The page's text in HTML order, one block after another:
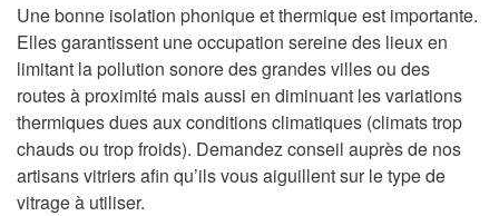
Une bonne isolation phonique et thermique est importante.
Elles garantissent une occupation sereine des lieux en
limitant la pollution sonore des grandes villes ou des
routes à proximité mais aussi en diminuant les variations
thermiques dues aux conditions climatiques (climats trop
chauds ou trop froids). Demandez conseil auprès de nos
artisans vitriers afin qu’ils vous aiguillent sur le type de
vitrage à utiliser.